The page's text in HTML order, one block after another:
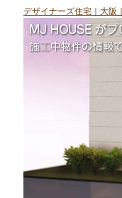
デザイナーズ住宅｜大阪